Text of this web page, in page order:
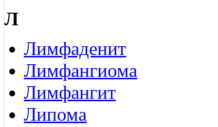
Л
Лимфаденит
Лимфангиома
Лимфангит
Липома